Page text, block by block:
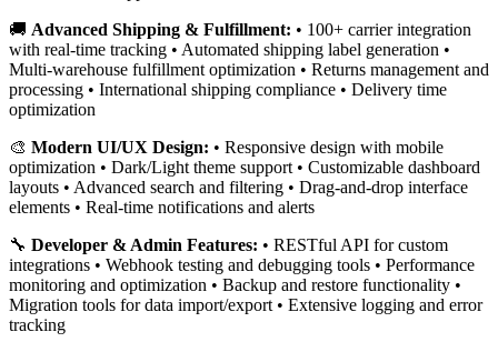
🚚 Advanced Shipping & Fulfillment: • 100+ carrier integration
with real-time tracking • Automated shipping label generation •
Multi-warehouse fulfillment optimization • Returns management and
processing • International shipping compliance • Delivery time
optimization
🎨 Modern UI/UX Design: • Responsive design with mobile
optimization • Dark/Light theme support • Customizable dashboard
layouts • Advanced search and filtering • Drag-and-drop interface
elements • Real-time notifications and alerts
🔧 Developer & Admin Features: • RESTful API for custom
integrations • Webhook testing and debugging tools • Performance
monitoring and optimization • Backup and restore functionality •
Migration tools for data import/export • Extensive logging and error
tracking